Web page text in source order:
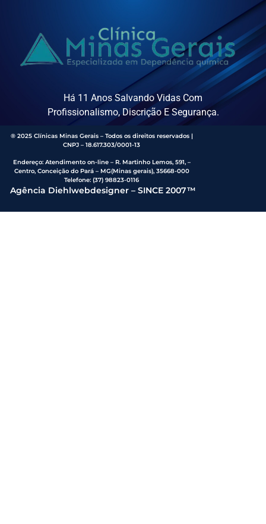
Há 11 Anos Salvando Vidas Com
Profissionalismo, Discrição E Segurança.
® 2025 Clínicas Minas Gerais – Todos os direitos reservados |
CNPJ – 18.617.303/0001-13
Endereço: Atendimento on-line – R. Martinho Lemos, 591, –
Centro, Conceição do Pará – MG(Minas gerais), 35668-000
Telefone:(37) 98823-0116
Agência Diehlwebdesigner – SINCE 2007™